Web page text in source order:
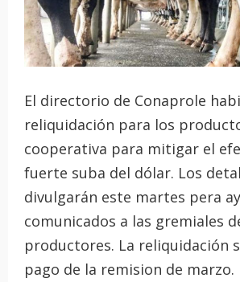
El directorio de Conaprole
reliquidación para los
cooperativa para mitigar el
fuerte suba del dólar. Los
divulgarán este martes pera
comunicados a las gremiales
productores. La reliquidación
pago de la remision de marzo.